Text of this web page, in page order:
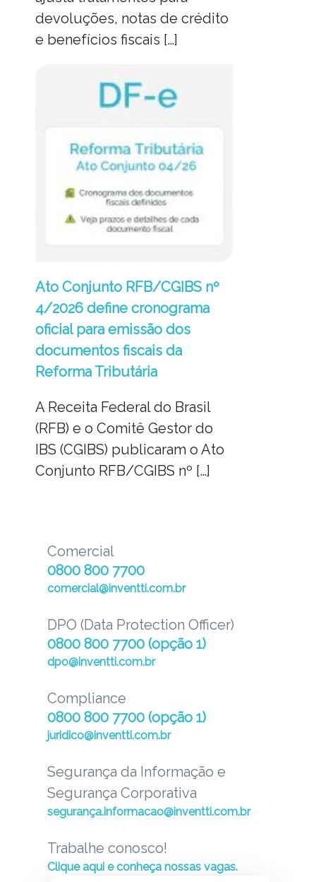
devoluções, notas de crédito
e benefícios fiscais […]
Ato Conjunto RFB/CGIBS nº
4/2026 define cronograma
oficial para emissão dos
documentos fiscais da
Reforma Tributária
A Receita Federal do Brasil
(RFB) e o Comitê Gestor do
IBS (CGIBS) publicaram o Ato
Conjunto RFB/CGIBS nº […]
Comercial
0800 800 7700
comercial@inventti.com.br
DPO (Data Protection Officer)
0800 800 7700 (opção 1)
dpo@inventti.com.br
Compliance
0800 800 7700 (opção 1)
juridico@inventti.com.br
Segurança da Informação e
Segurança Corporativa
segurança.informacao@inventti.com.br
Trabalhe conosco!
Clique aqui e conheça nossas vagas.